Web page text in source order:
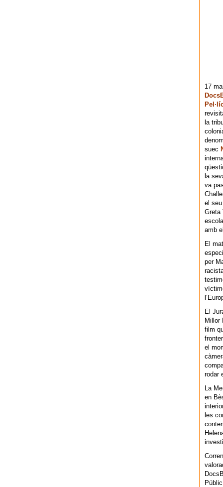
17
la
suec
la
va
el
Greta
amb
El
per
El
Millor
film
el
rodar
La
en
les